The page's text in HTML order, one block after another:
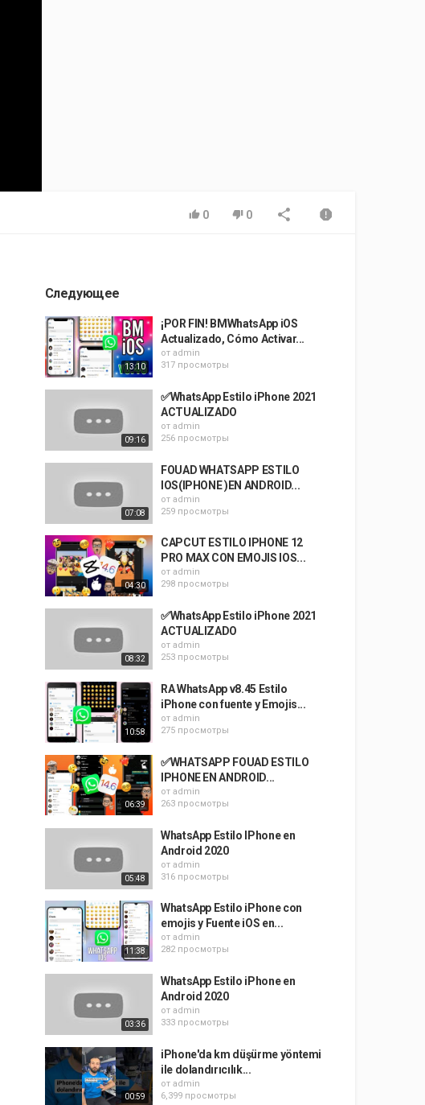
0 0
Следующее
13:10
¡POR FIN! BMWhatsApp iOS
Actualizado, Cómo Activar...
от admin
317 просмотры
09:16
✅WhatsApp Estilo iPhone 2021
ACTUALIZADO
от admin
256 просмотры
07:08
FOUAD WHATSAPP ESTILO
IOS(IPHONE )EN ANDROID...
от admin
259 просмотры
04:30
CAPCUT ESTILO IPHONE 12
PRO MAX CON EMOJIS IOS...
от admin
298 просмотры
08:32
✅WhatsApp Estilo iPhone 2021
ACTUALIZADO
от admin
253 просмотры
10:58
RA WhatsApp v8.45 Estilo
iPhone con fuente y Emojis...
от admin
275 просмотры
06:39
✅WHATSAPP FOUAD ESTILO
IPHONE EN ANDROID...
от admin
263 просмотры
05:48
WhatsApp Estilo IPhone en
Android 2020
от admin
316 просмотры
11:38
WhatsApp Estilo iPhone con
emojis y Fuente iOS en...
от admin
282 просмотры
03:36
WhatsApp Estilo iPhone en
Android 2020
от admin
333 просмотры
00:59
iPhone'da km düşürme yöntemi
ile dolandırıcılık...
от admin
6,399 просмотры